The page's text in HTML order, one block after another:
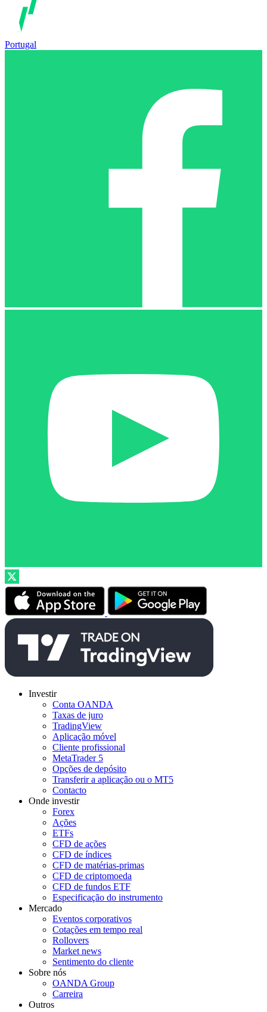
Portugal
Investir
Conta OANDA
Taxas de juro
TradingView
Aplicação móvel
Cliente profissional
MetaTrader 5
Opções de depósito
Transferir a aplicação ou o MT5
Contacto
Onde investir
Forex
Ações
ETFs
CFD de ações
CFD de índices
CFD de matérias-primas
CFD de criptomoeda
CFD de fundos ETF
Especificação do instrumento
Mercado
Eventos corporativos
Cotações em tempo real
Rollovers
Market news
Sentimento do cliente
Sobre nós
OANDA Group
Carreira
Outros